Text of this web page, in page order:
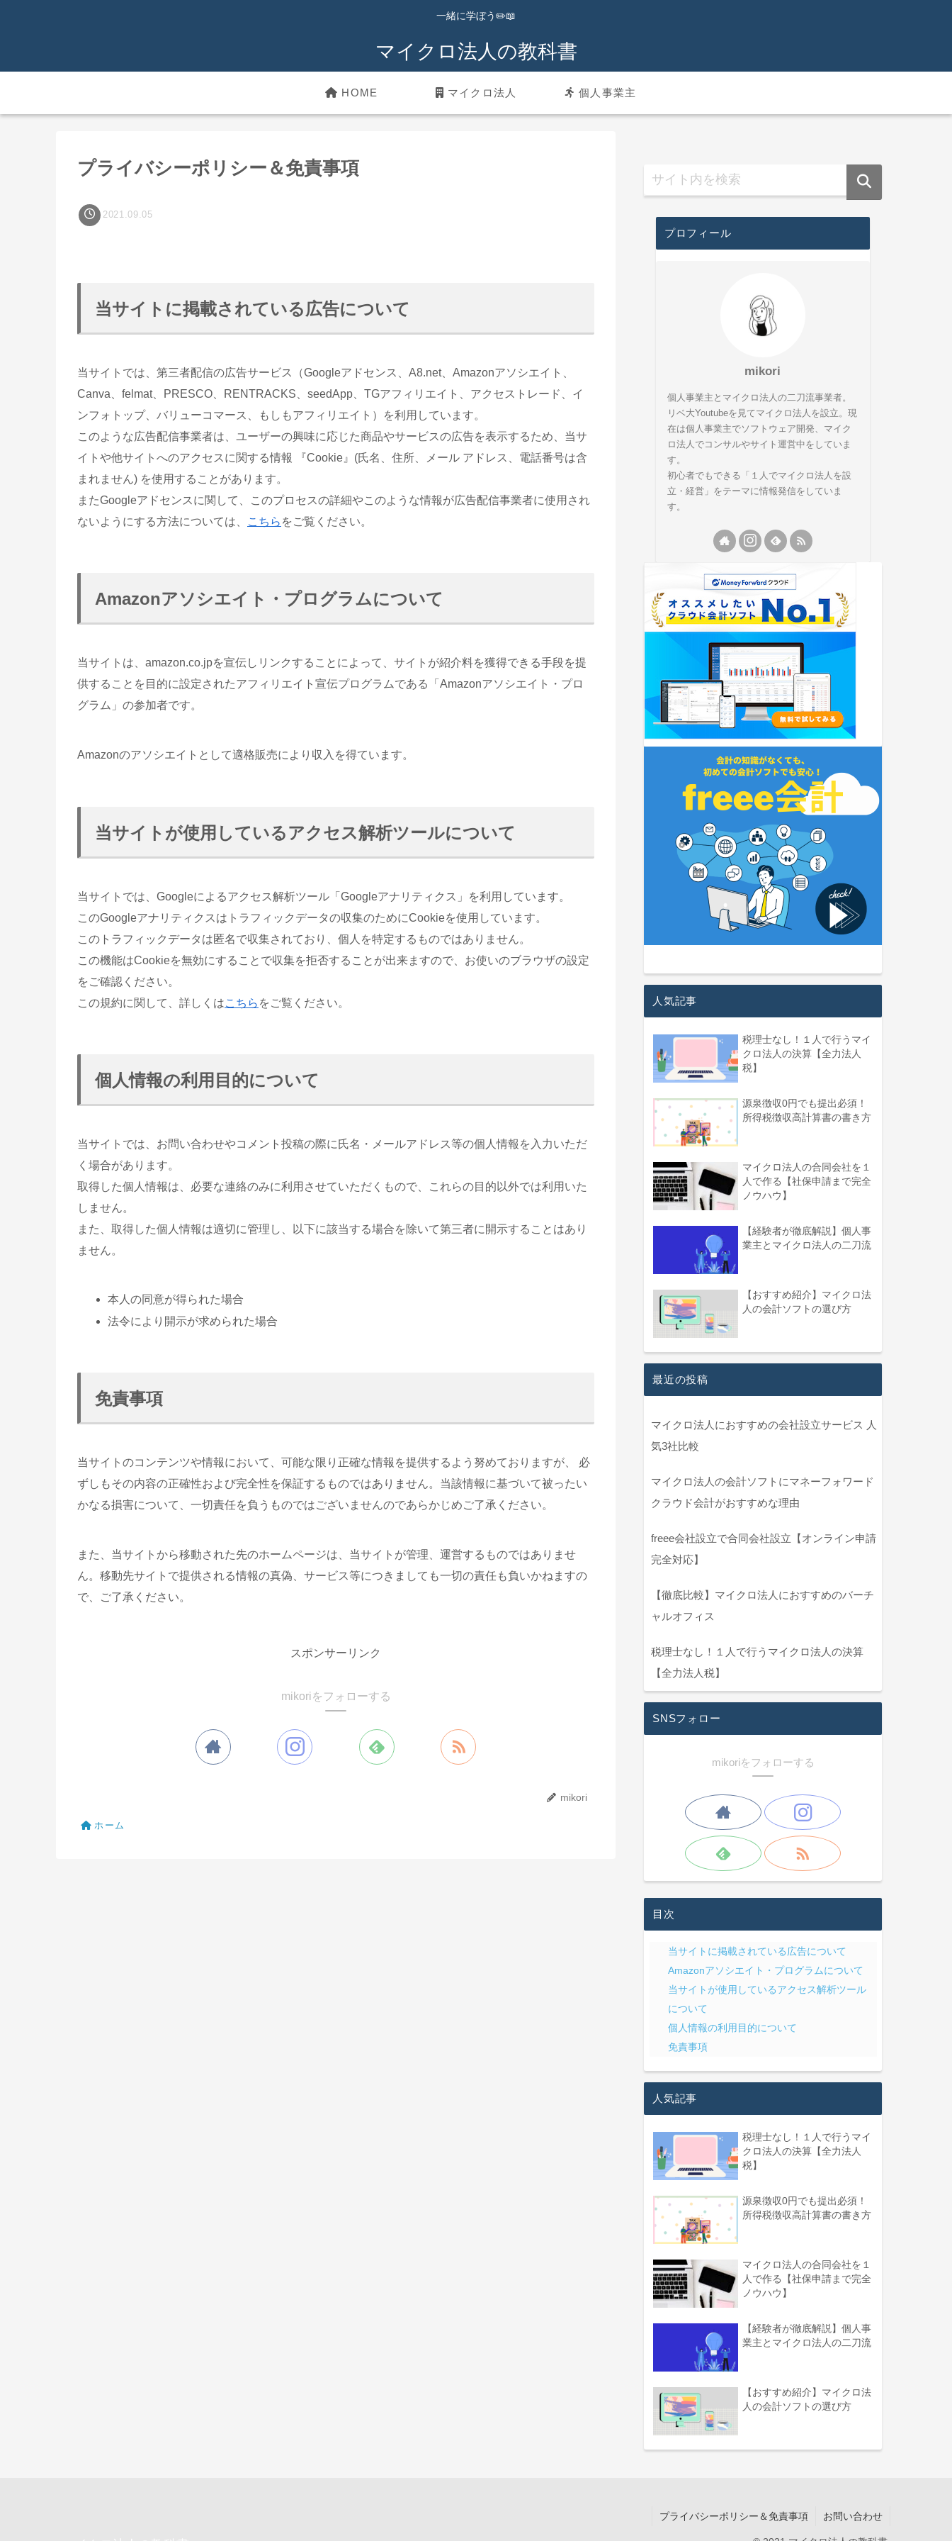
一緒に学ぼう✏️📖
マイクロ法人の教科書
HOME マイクロ法人 個人事業主
プライバシーポリシー＆免責事項
2021.09.05
当サイトに掲載されている広告について
当サイトでは、第三者配信の広告サービス（Googleアドセンス、A8.net、Amazonアソシエイト、
Canva、felmat、PRESCO、RENTRACKS、seedApp、TGアフィリエイト、アクセストレード、イ
ンフォトップ、バリューコマース、もしもアフィリエイト）を利用しています。
このような広告配信事業者は、ユーザーの興味に応じた商品やサービスの広告を表示するため、当サ
イトや他サイトへのアクセスに関する情報 『Cookie』(氏名、住所、メール アドレス、電話番号は含
まれません) を使用することがあります。
またGoogleアドセンスに関して、このプロセスの詳細やこのような情報が広告配信事業者に使用され
ないようにする方法については、
こちら をご覧ください。
Amazonアソシエイト・プログラムについて
当サイトは、amazon.co.jpを宣伝しリンクすることによって、サイトが紹介料を獲得できる手段を提
供することを目的に設定されたアフィリエイト宣伝プログラムである「Amazonアソシエイト・プロ
グラム」の参加者です。
Amazonのアソシエイトとして適格販売により収入を得ています。
当サイトが使用しているアクセス解析ツールについて
当サイトでは、Googleによるアクセス解析ツール「Googleアナリティクス」を利用しています。
このGoogleアナリティクスはトラフィックデータの収集のためにCookieを使用しています。
このトラフィックデータは匿名で収集されており、個人を特定するものではありません。
この機能はCookieを無効にすることで収集を拒否することが出来ますので、お使いのブラウザの設定
をご確認ください。
この規約に関して、詳しくはこちら をご覧ください。
個人情報の利用目的について
当サイトでは、お問い合わせやコメント投稿の際に氏名・メールアドレス等の個人情報を入力いただ
く場合があります。
取得した個人情報は、必要な連絡のみに利用させていただくもので、これらの目的以外では利用いた
しません。
また、取得した個人情報は適切に管理し、以下に該当する場合を除いて第三者に開示することはあり
ません。
本人の同意が得られた場合
法令により開示が求められた場合
免責事項
当サイトのコンテンツや情報において、可能な限り正確な情報を提供するよう努めておりますが、 必
ずしもその内容の正確性および完全性を保証するものではありません。当該情報に基づいて被ったい
かなる損害について、一切責任を負うものではございませんのであらかじめご了承ください。
また、当サイトから移動された先のホームページは、当サイトが管理、運営するものではありませ
ん。移動先サイトで提供される情報の真偽、サービス等につきましても一切の責任も負いかねますの
で、ご了承ください。
スポンサーリンク
mikoriをフォローする
mikori
ホーム
プロフィール
mikori
個人事業主とマイクロ法人の二刀流事業者。
リベ大Youtubeを見てマイクロ法人を設立。現
在は個人事業主でソフトウェア開発、マイク
ロ法人でコンサルやサイト運営中をしていま
す。
初心者でもできる「１人でマイクロ法人を設
立・経営」をテーマに情報発信をしていま
す。
人気記事
税理士なし！１人で行うマイ
クロ法人の決算【全力法人
税】
源泉徴収0円でも提出必須！
所得税徴収高計算書の書き方
マイクロ法人の合同会社を１
人で作る【社保申請まで完全
ノウハウ】
【経験者が徹底解説】個人事
業主とマイクロ法人の二刀流
【おすすめ紹介】マイクロ法
人の会計ソフトの選び方
最近の投稿
マイクロ法人におすすめの会社設立サービス 人
気3社比較
マイクロ法人の会計ソフトにマネーフォワード
クラウド会計がおすすめな理由
freee会社設立で合同会社設立【オンライン申請
完全対応】
【徹底比較】マイクロ法人におすすめのバーチ
ャルオフィス
税理士なし！１人で行うマイクロ法人の決算
【全力法人税】
SNSフォロー
mikoriをフォローする
目次
当サイトに掲載されている広告について
Amazonアソシエイト・プログラムについて
当サイトが使用しているアクセス解析ツール
について
個人情報の利用目的について
免責事項
人気記事
税理士なし！１人で行うマイ
クロ法人の決算【全力法人
税】
源泉徴収0円でも提出必須！
所得税徴収高計算書の書き方
マイクロ法人の合同会社を１
人で作る【社保申請まで完全
ノウハウ】
【経験者が徹底解説】個人事
業主とマイクロ法人の二刀流
【おすすめ紹介】マイクロ法
人の会計ソフトの選び方
プライバシーポリシー＆免責事項 お問い合わせ